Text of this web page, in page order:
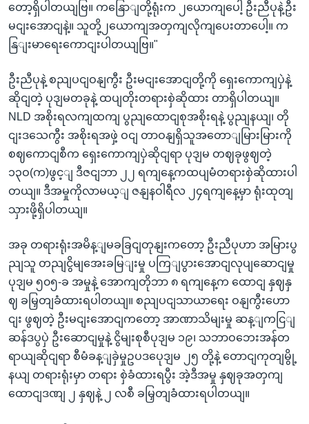
တော့ရှိပါတယျဗြ။ ကနြောျတို့ရုံးက ၂ယောကျပေါ့ ဦးညီပုနဲ့ဦး
မငျးအောငျနဲ့။ သူတို့၂ယောကျအတှကျလိုကျပေးတာပေါ့။ က
နြျးမာရေးကောငျးပါတယျဗြ။"
ဦးညီပုနဲ့ စညျပငျဝနျကွီး ဦးမငျးအောငျတို့ကို ရှေးကောကျပှဲနဲ့
ဆိုငျတဲ့ ပုဒျမတခုနဲ့ ထပျတိုးတရားစှဲဆိုထား တာရှိပါတယျ။
NLD အစိုးရလကျထကျ ပွညျထောငျစုအစိုးရနဲ့ ပွညျနယျ၊ တို
ငျးဒသေကွီး အစိုးရအဖှဲ့ ဝငျ တာဝနျရှိသူအတောျမြားမြားကို
စဈကောငျစီက ရှေးကောကျပှဲဆိုငျရာ ပုဒျမ တဈခုဖွဈတဲ့
၁၃ဝ(က)ဖွင့ျ ဒီဇငျဘာ ၂၂ ရကျနေ့ကထပျမံတရားစှဲဆိုထားပါ
တယျ။ ဒီအမှုကိုလာမယ့ျ ဇနျနဝါရီလ ၂၄ရကျနေ့မှာ ရုံးထုတျ
သှားဖို့ရှိပါတယျ။
အခု တရားရုံးအမိန့ျမခခြငျတုနျးကတော့ ဦးညီပုဟာ အမြားပွ
ညျသူ တညျငွိမျအေးခမြျးမှု ပကြျပွားအောငျလုပျဆောငျမှု
ပုဒျမ ၅၀၅-ခ အမှုနဲ့ အောကျတိုဘာ ၈ ရကျနေ့က ထောငျ နှဈနှ
ဈ ခမြှတျခံထားရပါတယျ။ စညျပငျသာယာရေး ဝနျကွီးဟော
ငျး ဖွဈတဲ့ ဦးမငျးအောငျကတော့ အာဏာသိမျးမှု ဆန့ျကငြျ
ဆန်ဒပွပှဲ ဦးဆောငျမှုနဲ့ ငွိမျးစုစီပုဒျမ ၁၉၊ သဘာဝဘေးအန်တ
ရာယျဆိုငျရာ စီမံခန့ျခှဲမှုဥပဒပေုဒျမ ၂၅ တို့နဲ့ တောငျကုတျမွို့
နယျ တရားရုံးမှာ တရား စှဲခံထားရပွီး အဲ့ဒီအမှု နှဈခုအတှကျ
ထောငျဒဏျ ၂ နှဈနဲ့ ၂ လစီ ခမြှတျခံထားရပါတယျ။